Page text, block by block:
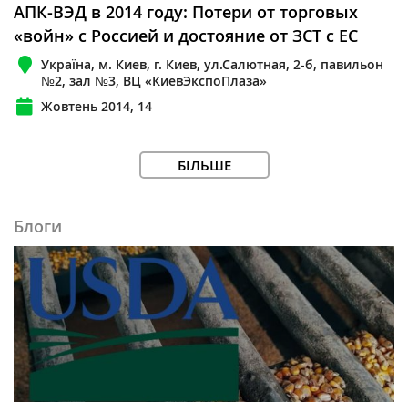
АПК-ВЭД в 2014 году: Потери от торговых
«войн» с Россией и достояние от ЗСТ с ЕС
Україна, м. Киев, г. Киев, ул.Салютная, 2-б, павильон
№2, зал №3, ВЦ «КиевЭкспоПлаза»
Жовтень 2014, 14
БІЛЬШЕ
Блоги